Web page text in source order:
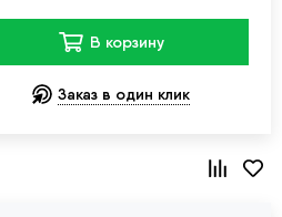
В корзину
Заказ в один клик